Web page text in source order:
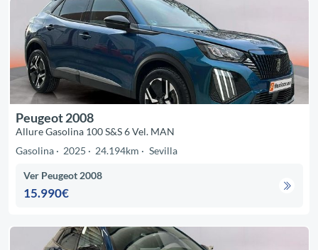
Peugeot 2008
Allure Gasolina 100 S&S 6 Vel. MAN
Gasolina
2025 24.194km Sevilla
Ver Peugeot 2008
15.990€